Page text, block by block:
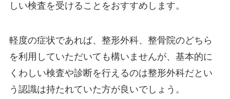
しい検査を受けることをおすすめします。
軽度の症状であれば、整形外科、整骨院のどちら
を利用していただいても構いませんが、基本的に
くわしい検査や診断を行えるのは整形外科だとい
う認識は持たれていた方が良いでしょう。